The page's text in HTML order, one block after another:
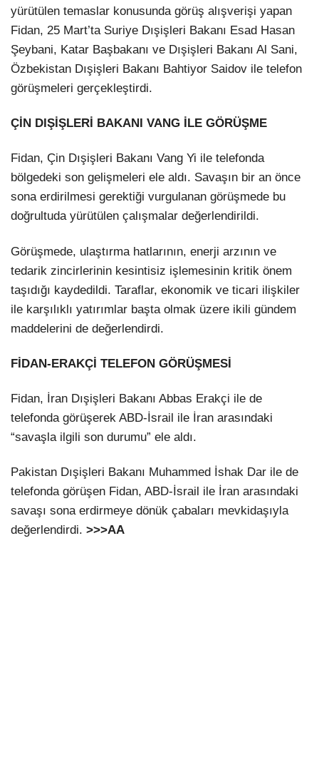
yürütülen temaslar konusunda görüş alışverişi yapan
Fidan, 25 Mart’ta Suriye Dışişleri Bakanı Esad Hasan
Şeybani, Katar Başbakanı ve Dışişleri Bakanı Al Sani,
Özbekistan Dışişleri Bakanı Bahtiyor Saidov ile telefon
görüşmeleri gerçekleştirdi.
ÇİN DIŞİŞLERİ BAKANI VANG İLE GÖRÜŞME
Fidan, Çin Dışişleri Bakanı Vang Yi ile telefonda
bölgedeki son gelişmeleri ele aldı. Savaşın bir an önce
sona erdirilmesi gerektiği vurgulanan görüşmede bu
doğrultuda yürütülen çalışmalar değerlendirildi.
Görüşmede, ulaştırma hatlarının, enerji arzının ve
tedarik zincirlerinin kesintisiz işlemesinin kritik önem
taşıdığı kaydedildi. Taraflar, ekonomik ve ticari ilişkiler
ile karşılıklı yatırımlar başta olmak üzere ikili gündem
maddelerini de değerlendirdi.
FİDAN-ERAKÇİ TELEFON GÖRÜŞMESİ
Fidan, İran Dışişleri Bakanı Abbas Erakçi ile de
telefonda görüşerek ABD-İsrail ile İran arasındaki
“savaşla ilgili son durumu” ele aldı.
Pakistan Dışişleri Bakanı Muhammed İshak Dar ile de
telefonda görüşen Fidan, ABD-İsrail ile İran arasındaki
savaşı sona erdirmeye dönük çabaları mevkidaşıyla
değerlendirdi. >>>AA